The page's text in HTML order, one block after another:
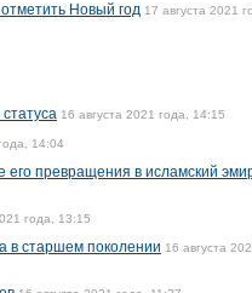
Новый год 17 августа 2021
16 августа 2021 года, 14:15
14:04
его превращения в исламский
года, 13:15
в старшем поколении 16 августа